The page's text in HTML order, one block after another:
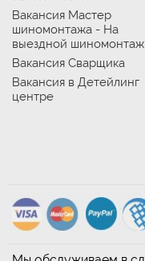
Вакансия Мастер
шиномонтажа - На
выездной шиномонтаж
Вакансия Сварщика
Вакансия в Детейлинг
центре